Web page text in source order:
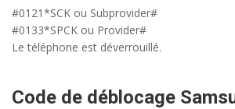
#0121*SCK ou Subprovider#
#0133*SPCK ou Provider#
Le téléphone est déverrouillé.
Code de déblocage